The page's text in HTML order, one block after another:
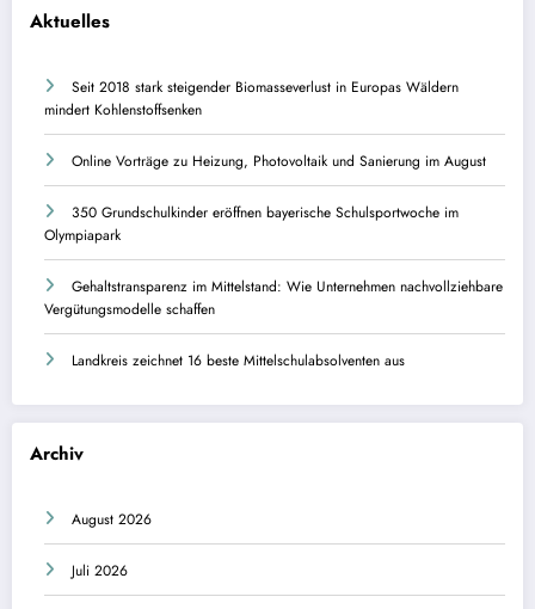
Aktuelles
Seit 2018 stark steigender Biomasseverlust in Europas Wäldern
mindert Kohlenstoffsenken
Online Vorträge zu Heizung, Photovoltaik und Sanierung im August
350 Grundschulkinder eröffnen bayerische Schulsportwoche im
Olympiapark
Gehaltstransparenz im Mittelstand: Wie Unternehmen nachvollziehbare
Vergütungsmodelle schaffen
Landkreis zeichnet 16 beste Mittelschulabsolventen aus
Archiv
August 2026
Juli 2026